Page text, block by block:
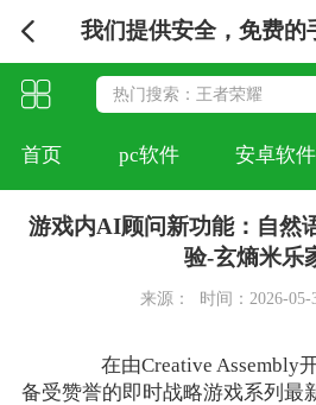
我们提供安全，免费的
首页 pc软件 安卓软件
游戏内AI顾问新功能：自然
验-玄熵米乐
来源： 时间：2026-05-
在由Creative Assembly
备受赞誉的即时战略游戏系列最